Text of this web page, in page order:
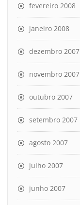
fevereiro 2008
janeiro 2008
dezembro 2007
novembro 2007
outubro 2007
setembro 2007
agosto 2007
julho 2007
junho 2007